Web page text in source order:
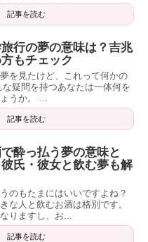
記事を読む
旅行の夢の意味は？吉兆
もチェック
を見たけど、これって何かの
疑問を持つあなたは一体何を
うか。 ...
記事を読む
で酔っ払う夢の意味と
氏・彼女と飲む夢も解
のもたまにはいいですよね？
な人と飲むお酒は格別です。
りますし、お...
記事を読む